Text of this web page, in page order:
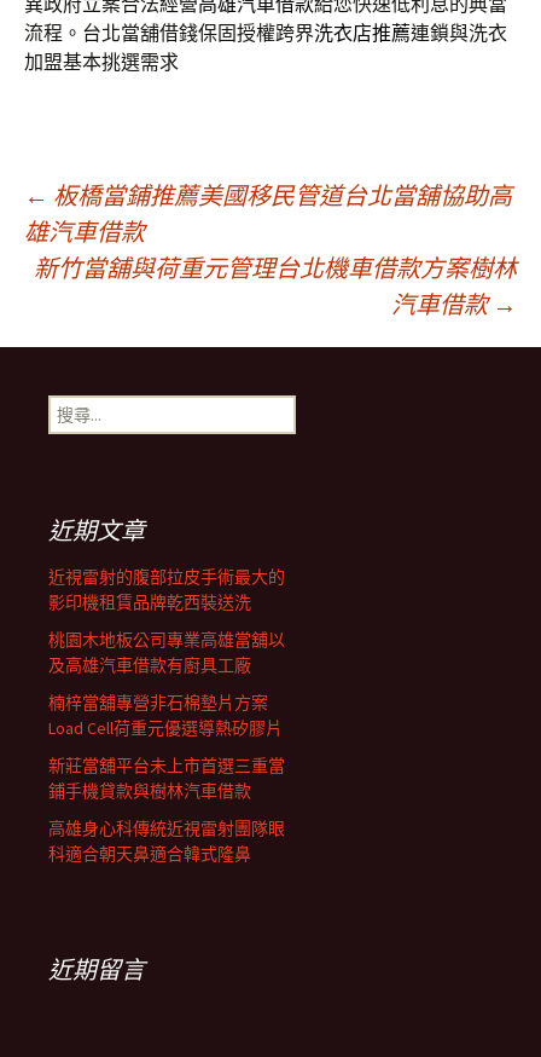
流程。台北當舖借錢保固授權跨界洗衣店推薦連鎖與洗衣
加盟基本挑選需求
文
章
導
航
列
← 板橋當鋪推薦美國移民管道台北當舖協助高
雄汽車借款
新竹當舖與荷重元管理台北機車借款方案樹林
汽車借款 →
搜
尋
近期文章
近視雷射的腹部拉皮手術最大的
影印機租賃品牌乾西裝送洗
桃園木地板公司專業高雄當舖以
及高雄汽車借款有廚具工廠
楠梓當舖專營非石棉墊片方案
Load Cell荷重元優選導熱矽膠片
新莊當舖平台未上市首選三重當
鋪手機貸款與樹林汽車借款
高雄身心科傳統近視雷射團隊眼
科適合朝天鼻適合韓式隆鼻
近期留言